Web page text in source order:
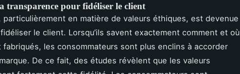
transparence pour fidéliser le client
particulièrement en matière de valeurs éthiques, est devenue
le client. Lorsqu’ils savent exactement comment et où
les consommateurs sont plus enclins à accorder
De ce fait, des études révèlent que les valeurs